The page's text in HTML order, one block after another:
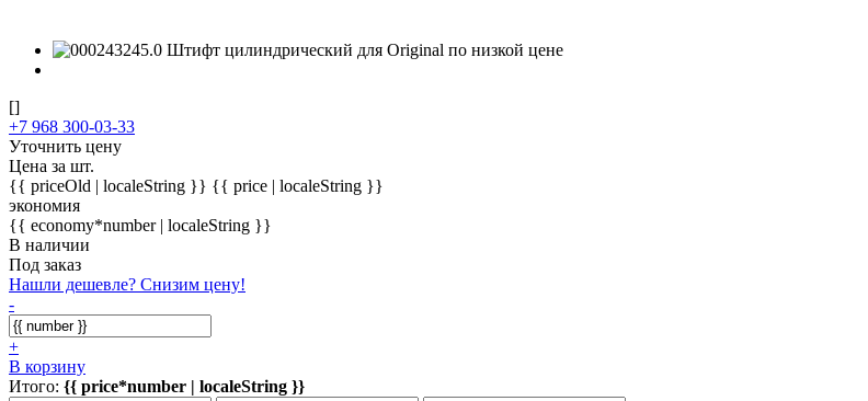
[]
+7 968 300-03-33
Уточнить цену
Цена за шт.
{{ priceOld | localeString }} {{ price | localeString }}
экономия
{{ economy*number | localeString }}
В наличии
Под заказ
Нашли дешевле? Снизим цену!
-
+
В корзину
Итого: {{ price*number | localeString }}